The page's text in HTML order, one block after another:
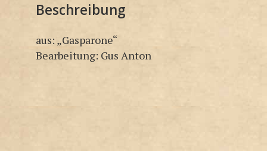
Beschreibung
aus: „Gasparone“
Bearbeitung: Gus Anton